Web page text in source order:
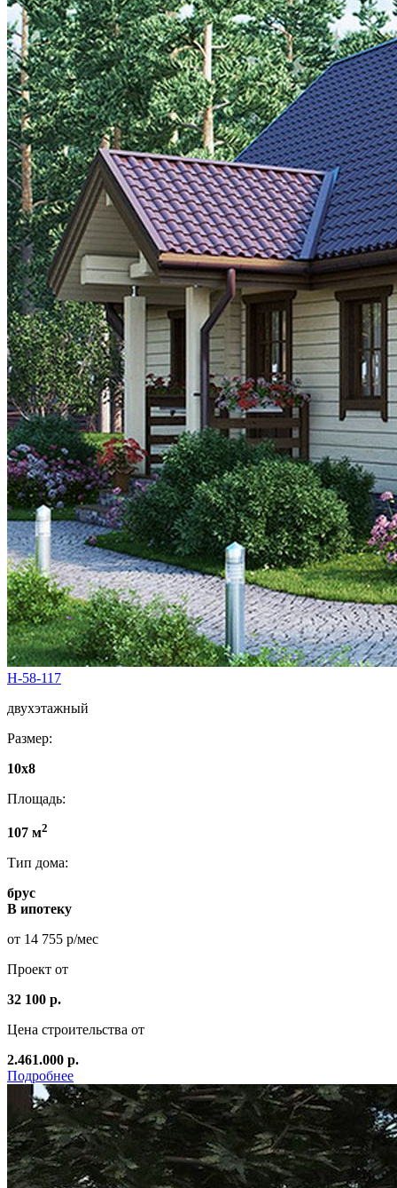
Н-58-117
двухэтажный
Размер:
10х8
Площадь:
107 м2
Тип дома:
брус
В ипотеку
от 14 755 р/мес
Проект от
32 100 р.
Цена строительства от
2.461.000 р.
Подробнее